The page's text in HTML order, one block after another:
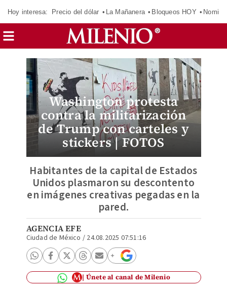
Hoy interesa: Precio del dólar La Mañanera Bloqueos HOY
Washington protesta
contra la militarización
de Trump con carteles y
stickers | FOTOS
Habitantes de la capital de Estados
Unidos plasmaron su descontento
en imágenes creativas pegadas en la
pared.
AGENCIA EFE
Ciudad de México / 24.08.2025 07:51:16
Únete al canal de Milenio